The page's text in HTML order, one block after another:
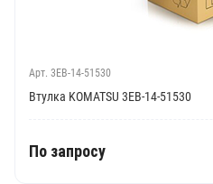
Арт. 3EB-14-51530
Втулка KOMATSU 3EB-14-51530
По запросу